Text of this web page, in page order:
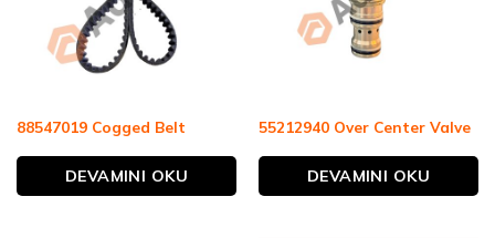
88547019 Cogged Belt
DEVAMINI OKU
55212940 Over Center Valve
DEVAMINI OKU